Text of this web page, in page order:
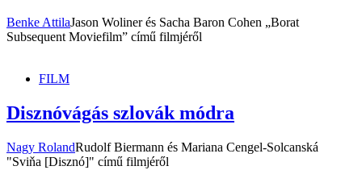
Benke AttilaJason Woliner és Sacha Baron Cohen „Borat
Subsequent Moviefilm” című filmjéről
FILM
Disznóvágás szlovák módra
Nagy RolandRudolf Biermann és Mariana Cengel-Solcanská
"Sviňa [Disznó]" című filmjéről